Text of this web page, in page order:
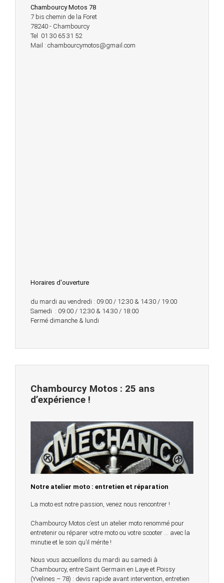
Chambourcy Motos 78
7 bis chemin de la Foret
78240 - Chambourcy
Tel 01 30 65 31 52
Mail : chambourcymotos@gmail.com
Horaires d'ouverture
du mardi au vendredi : 09:00 / 12:30 & 14:30 / 19:00
Samedi : 09:00 / 12:30 & 14:30 / 18:00
Fermé dimanche & lundi
Chambourcy Motos : 25 ans
d’expérience !
Notre atelier moto : entretien et réparation
La moto est notre passion, venez nous rencontrer !
Chambourcy Motos c’est un atelier moto renommé pour
entretenir ou réparer votre moto ou votre scooter … avec la
minutie et le soin qu’il mérite !
Nous vous accueillons du mardi au samedi à
Chambourcy, entre Saint Germain en Laye et Poissy
(Yvelines – 78) : devis rapide avant intervention, entretien